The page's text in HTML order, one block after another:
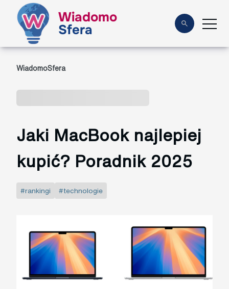
Wiadomo
Sfera
WiadomoSfera
Jaki MacBook najlepiej
kupić? Poradnik 2025
#rankingi #technologie